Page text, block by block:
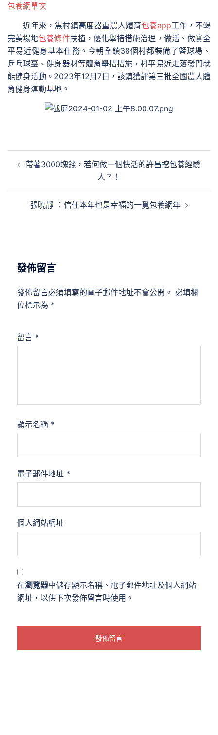
包養網單次
近年來，焦村鎮高度器重農人體育包養app工作，不竭
完美場地包養條件扶植，優化舉措措施治理，做活、做實全
平易近健身基本任務。今朝全鎮38個村都裝備了籃球場、
乒乓球臺、健身器材等體育舉措措施，村平易近走落發門就
能健身活動。2023年12月7日，該鎮獲評第三批全國農人體
育健身運動基地。
章
帶著3000塊錢，若何做一個快活的許昌挖包養經驗
人？！
張曉靜 ：信任本年也是幸福的一覓包養網年
發佈留言
發佈留言必須填寫的電子郵件地址不會公開。 必填欄
位標示為 *
留言 *
顯示名稱 *
電子郵件地址 *
個人網站網址
在瀏覽器中儲存顯示名稱、電子郵件地址及個人網站
網址，以供下次發佈留言時使用。